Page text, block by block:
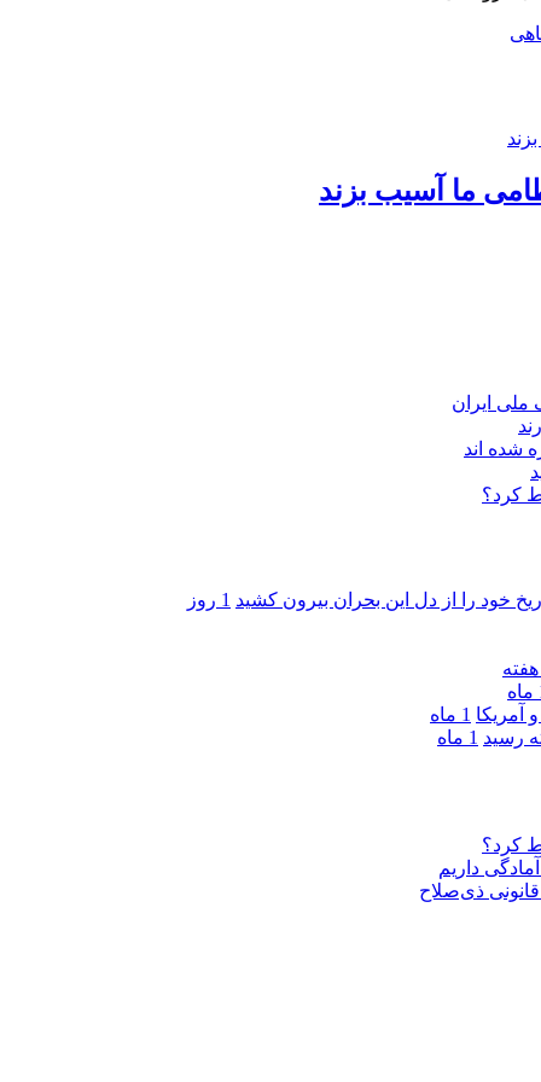
ما آسیب بزند
شده اند
کرد؟
خود را از دل این بحران بیرون کشید 1 روز
آمریکا 1 ماه
1 ماه
کرد؟
داریم
قانونی ذی‌‏صلاح